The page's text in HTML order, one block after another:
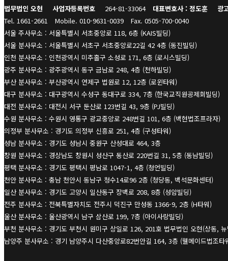
법무법인 오현 사업자등록번호 264-81-33064 대표변호사 : 정도훈
광
Tel. 1661-2661
Mobile. 010-9631-0039
Fax. 0505-700-0040
서울 주사무소 : 서울특별시 서초중앙로 118, 6층 (KAIS빌딩)
서울 분사무소 : 서울특별시 서초구 서초중앙로22길 42 4층 (동진빌딩)
인천 분사무소 : 인천광역시 미추홀구 소성로 171, 6층 (로시스빌딩)
광주 분사무소 : 광주광역시 동구 금남로 248, 4층 (천하빌딩)
부산 분사무소 : 부산광역시 연제구 법원로 12, 12층 (로윈타워)
대구 분사무소 : 대구광역시 수성구 동대구로 334, 7층 (한국교직원공제회빌딩)
대전 분사무소 : 대전시 서구 둔산로 123번길 43, 9층 (PJ빌딩)
수원 분사무소 : 수원시 영통구 광교중앙로 248번길 101, 6층 (백현법조프라자)
의정부 분사무소 : 경기도 의정부 신흥로 251, 4층 (구성타워)
성남 분사무소 : 경기도 성남시 중원구 산성대로 464, 3층
창원 분사무소 : 경상남도 창원시 성산구 동산로 220번길 31, 5층 (동남빌딩)
평택 분사무소 : 경기도 평택시 평남로 1047-1, 4층 (청언빌딩)
천안 분사무소 : 충남 천안시 동남구 청수14로96 2층 (청당동, 백석문화센터)
일산 분사무소 : 경기도 고양시 일산동구 장백로 208, 8층 (성암빌딩)
전주 분사무소 : 전북특별자치도 전주시 덕진구 만성동 1366-9, 2층 (H타워)
울산 분사무소 : 울산광역시 남구 삼산로 199, 7층 (아이사랑빌딩)
부천 분사무소 : 경기도 부천시 원미구 상일로 126, 201호 법무법인 오현(상동,
남양주 분사무소 : 경기 남양주시 다산중앙로82번안길 164, 3층 (웰메이드법조타